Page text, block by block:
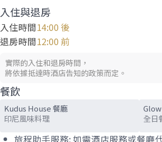
入住與退房
入住時間14:00 後
退房時間12:00 前
實際的入住和退房時間，
將依據抵達時酒店告知的政策而定。
餐飲
Kudus House 餐廳
印尼風味料理
全日
旅程助手服務: 如需酒店服務或餐廳